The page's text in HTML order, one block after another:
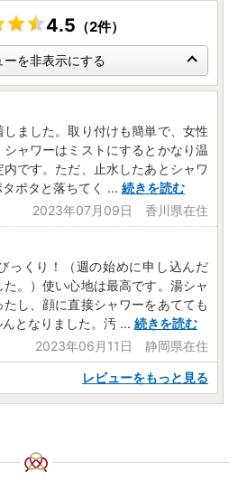
4.5 （2件）
ーを非表示にする
ました。取り付けも簡単で、女性
ャワーはミストにするとかなり温
です。ただ、止水したあとシャワ
ポタと落ちてく ... 続きを読む
2023年07月09日 香川県在住
っくり！（週の始めに申し込んだ
。）使い心地は最高です。湯シャ
し、顔に直接シャワーをあてても
となりました。汚 ... 続きを読む
2023年06月11日 静岡県在住
レビューをもっと見る